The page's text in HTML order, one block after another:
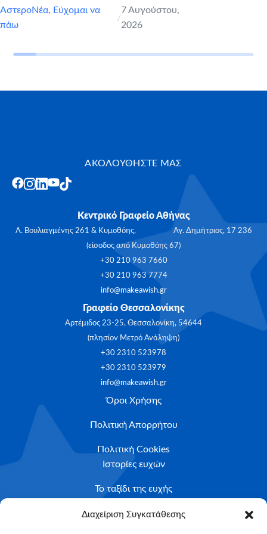
Διαχείριση Συγκατάθεσης
ΑστεροΝέα, Εύχομαι να
πάω
/
7 Αυγούστου,
2026
ΑΚΟΛΟΥΘΗΣΤΕ ΜΑΣ
Κεντρικό Γραφείο Αθήνας
Λ. Βουλιαγμένης 261 & Κυμοθόης, Αγ. Δημήτριος, 17 236
(είσοδος από Κυμοθόης 67)
+30 210 963 7660
+30 210 963 7774
info@makeawish.gr
Γραφείο Θεσσαλονίκης
Αρτέμιδος 23-25, Θεσσαλονίκη, 54644
(πλησίον Μετρό Ανάληψη)
+30 2310 523978
+30 2310 523979
info@makeawish.gr
Όροι Χρήσης
Πολιτική Απορρήτου
Πολιτική Cookies
Ιστορίες ευχών
Το ταξίδι της ευχής
Κριτήρια Καταλληλότητας